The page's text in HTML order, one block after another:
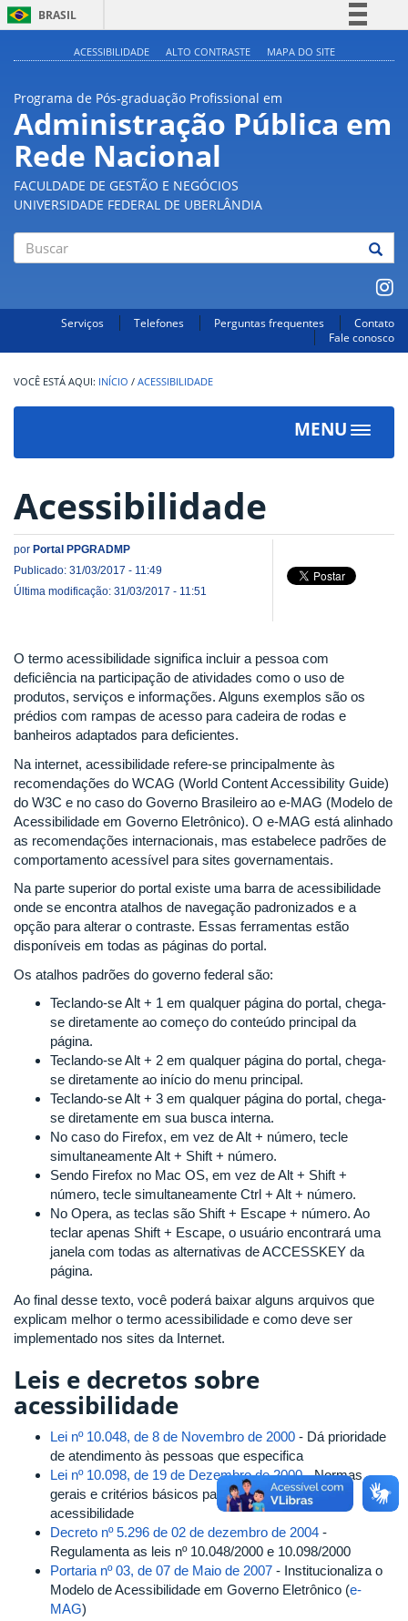
BRASIL
Participe
Acesso à informação
ACESSIBILIDADE ALTO CONTRASTE MAPA DO SITE
Programa de Pós-graduação Profissional em
Administração Pública em
Rede Nacional
FACULDADE DE GESTÃO E NEGÓCIOS
UNIVERSIDADE FEDERAL DE UBERLÂNDIA
Serviços Telefones Perguntas frequentes
Contato
Fale conosco
INÍCIO / ACESSIBILIDADE
MENU
Toggle
Acessibilidade
por Portal PPGRADMP
Publicado: 31/03/2017 - 11:49
Última modificação: 31/03/2017 - 11:51
O termo acessibilidade significa incluir a pessoa com
deficiência na participação de atividades como o uso de
produtos, serviços e informações. Alguns exemplos são os
prédios com rampas de acesso para cadeira de rodas e
banheiros adaptados para deficientes.
Na internet, acessibilidade refere-se principalmente às
recomendações do WCAG (World Content Accessibility Guide)
do W3C e no caso do Governo Brasileiro ao e-MAG (Modelo de
Acessibilidade em Governo Eletrônico). O e-MAG está alinhado
as recomendações internacionais, mas estabelece padrões de
comportamento acessível para sites governamentais.
Na parte superior do portal existe uma barra de acessibilidade
onde se encontra atalhos de navegação padronizados e a
opção para alterar o contraste. Essas ferramentas estão
disponíveis em todas as páginas do portal.
Os atalhos padrões do governo federal são:
Teclando-se Alt + 1 em qualquer página do portal, chega-
se diretamente ao começo do conteúdo principal da
página.
Teclando-se Alt + 2 em qualquer página do portal, chega-
se diretamente ao início do menu principal.
Teclando-se Alt + 3 em qualquer página do portal, chega-
se diretamente em sua busca interna.
No caso do Firefox, em vez de Alt + número, tecle
simultaneamente Alt + Shift + número.
Sendo Firefox no Mac OS, em vez de Alt + Shift +
número, tecle simultaneamente Ctrl + Alt + número.
No Opera, as teclas são Shift + Escape + número. Ao
teclar apenas Shift + Escape, o usuário encontrará uma
janela com todas as alternativas de ACCESSKEY da
página.
Ao final desse texto, você poderá baixar alguns arquivos que
explicam melhor o termo acessibilidade e como deve ser
implementado nos sites da Internet.
Leis e decretos sobre
acessibilidade
Lei nº 10.048, de 8 de Novembro de 2000 - Dá prioridade
de atendimento às pessoas que especifica
Lei nº 10.098, de 19 de Dezembro de 2000- Normas
gerais e critérios básicos para a promoção da
acessibilidade
Decreto nº 5.296 de 02 de dezembro de 2004 -
Regulamenta as leis nº 10.048/2000 e 10.098/2000
Portaria nº 03, de 07 de Maio de 2007 - Institucionaliza o
Modelo de Acessibilidade em Governo Eletrônico (e-
MAG)